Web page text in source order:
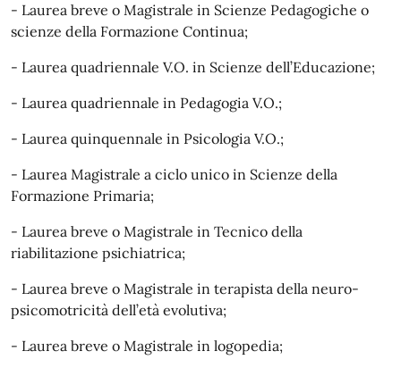
- Laurea breve o Magistrale in Scienze Pedagogiche o
scienze della Formazione Continua;
- Laurea quadriennale V.O. in Scienze dell’Educazione;
- Laurea quadriennale in Pedagogia V.O.;
- Laurea quinquennale in Psicologia V.O.;
- Laurea Magistrale a ciclo unico in Scienze della
Formazione Primaria;
- Laurea breve o Magistrale in Tecnico della
riabilitazione psichiatrica;
- Laurea breve o Magistrale in terapista della neuro-
psicomotricità dell’età evolutiva;
- Laurea breve o Magistrale in logopedia;